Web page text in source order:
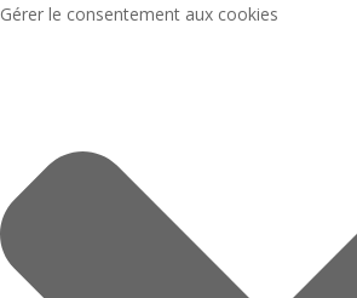
Gérer le consentement aux cookies